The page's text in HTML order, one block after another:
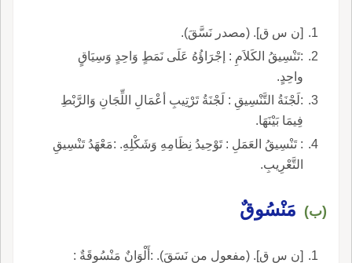
[ن س ق]. (مصدر نَسَّقَ).
:تَنْسِيقُ الكَلاَمِ : إجْرَاؤُهُ عَلَى نَمَطٍ وَاحِدٍ وَسِيَاقٍ
واحِدٍ.
:لَجْنَةُ التَّنْسِيقِ : لَجْنَةُ تَرْتِيبِ أعْمَالِ اللِّجَانِ وَالرَّبْطِ
فِيمَا بَيْنَهَا.
: تَنْسِيقُ العَمَلِ : تَوْحِيدُ نِظَامِهِ وَشَكْلِهِ. :مَعْهَدُ تَنْسِيقِ
التَّعْرِيبِ.
(ب) مَنْسُوقٌ
[ن س ق]. (مفعول من نَسَقَ). :أَلْوَانٌ مَنْسُوقَةٌ :